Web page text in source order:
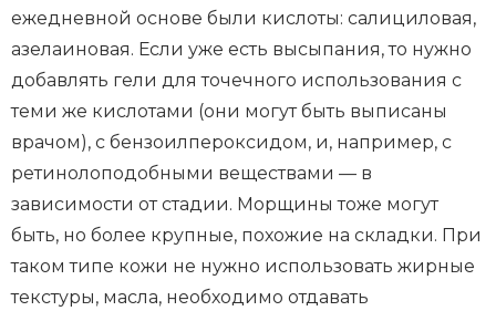
ежедневной основе были кислоты: салициловая,
азелаиновая. Если уже есть высыпания, то нужно
добавлять гели для точечного использования с
теми же кислотами (они могут быть выписаны
врачом), с бензоилпероксидом, и, например, с
ретинолоподобными веществами — в
зависимости от стадии. Морщины тоже могут
быть, но более крупные, похожие на складки. При
таком типе кожи не нужно использовать жирные
текстуры, масла, необходимо отдавать